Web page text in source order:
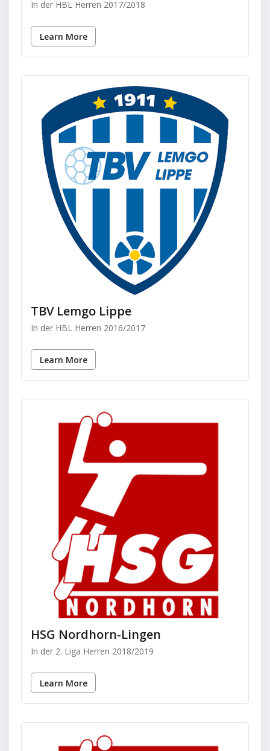
In der HBL Herren 2017/2018
Learn More
TBV Lemgo Lippe
In der HBL Herren 2016/2017
Learn More
HSG Nordhorn-Lingen
In der 2. Liga Herren 2018/2019
Learn More